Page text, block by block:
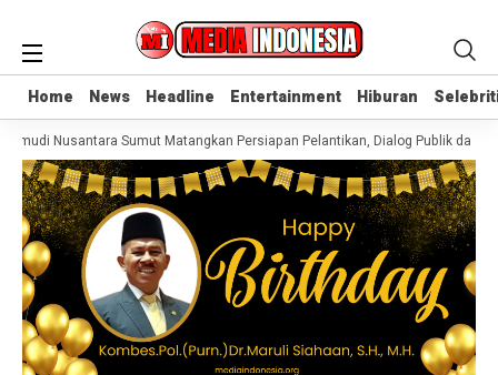
Home News Headline Entertainment Hiburan
Home News Headline Entertainment Hiburan
Nusantara Sumut Matangkan Persiapan Pelantikan, Dialog Publik dan